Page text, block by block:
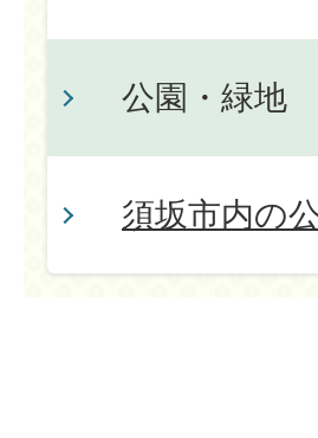
公園・緑地
須坂市内の